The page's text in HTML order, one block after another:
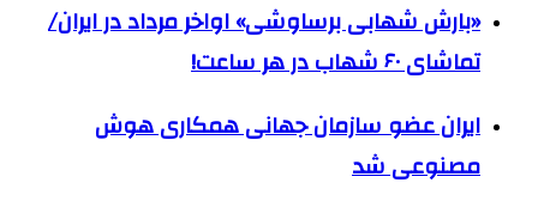
«بارش شهابی برساوشی» اواخر مرداد در ایران/
تماشای ۶۰ شهاب در هر ساعت!
ایران عضو سازمان جهانی همکاری هوش
مصنوعی شد